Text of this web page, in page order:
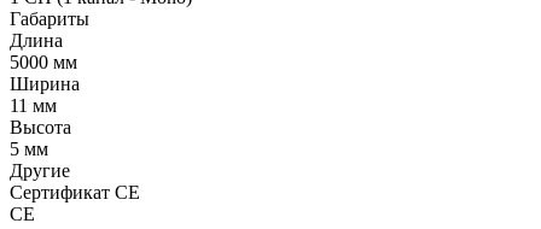
Габариты
Длина
5000 мм
Ширина
11 мм
Высота
5 мм
Другие
Сертификат CE
CE